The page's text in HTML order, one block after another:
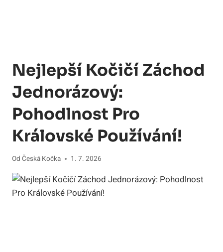
Nejlepší Kočičí Záchod
Jednorázový:
Pohodlnost Pro
Královské Používání!
Od Česká Kočka 1. 7. 2026